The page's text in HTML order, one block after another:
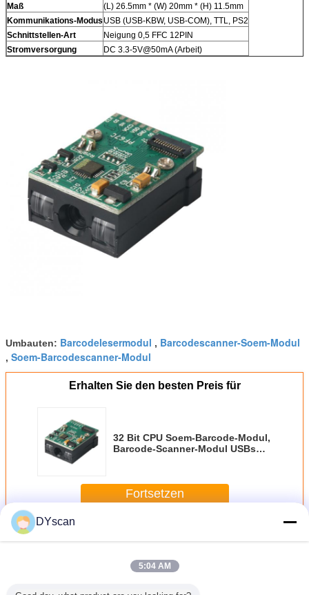
Maß
(L) 26.5mm * (W) 20mm * (H) 11.5mm
Kommunikations-Modus USB (USB-KBW, USB-COM), TTL, PS2
Schnittstellen-Art
Neigung 0,5 FFC 12PIN
Stromversorgung
DC 3.3-5V@50mA (Arbeit)
Umbauten: Barcodelesermodul , Barcodescanner-Soem-Modul
, Soem-Barcodescanner-Modul
Erhalten Sie den besten Preis für
32 Bit CPU Soem-Barcode-Modul,
Barcode-Scanner-Modul USBs
Fortsetzen
Mehr
DYscan
5:04 AM